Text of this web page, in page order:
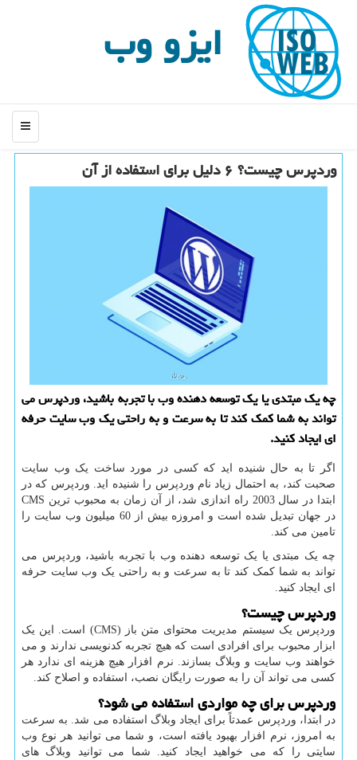
ایزو وب
منو
وردپرس چیست؟ ۶ دلیل برای استفاده از آن
چه یک مبتدی یا یک توسعه دهنده وب با تجربه باشید، وردپرس می
تواند به شما کمک کند تا به سرعت و به راحتی یک وب سایت حرفه
ای ایجاد کنید.
اگر تا به حال شنیده اید که کسی در مورد ساخت یک وب سایت
صحبت کند، به احتمال زیاد نام وردپرس را شنیده اید. وردپرس که در
ابتدا در سال 2003 راه اندازی شد، از آن زمان به محبوب ترین
CMS
در جهان تبدیل شده است و امروزه بیش از 60 میلیون وب سایت را
تامین می کند.
چه یک مبتدی یا یک توسعه دهنده وب با تجربه باشید، وردپرس می
تواند به شما کمک کند تا به سرعت و به راحتی یک وب سایت حرفه
ای ایجاد کنید.
وردپرس چیست؟
وردپرس یک سیستم مدیریت محتوای متن باز (CMS) است. این یک
ابزار محبوب برای افرادی است که هیچ تجربه کدنویسی ندارند و می
خواهند وب سایت و وبلاگ بسازند. نرم افزار هیچ هزینه ای ندارد هر
کسی می تواند آن را به صورت رایگان نصب، استفاده و اصلاح کند.
وردپرس برای چه مواردی استفاده می شود؟
در ابتدا، وردپرس عمدتاً برای ایجاد وبلاگ استفاده می شد. به سرعت
به امروز، نرم افزار بهبود یافته است، و شما می توانید هر نوع وب
سایتی را که می خواهید ایجاد کنید. شما می توانید وبلاگ های